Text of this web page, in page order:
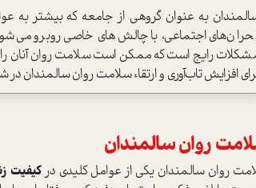
به عنوان گروهی از جامعه که بیشتر به
اجتماعی، با چالش‌های خاصی روبرو
رایج است که ممکن است سلامت روان آنان را
افزایش تاب‌آوری و ارتقاء سلامت روان سالمندان
روان سالمندان
روان سالمندان یکی از عوامل کلیدی درکیفیت